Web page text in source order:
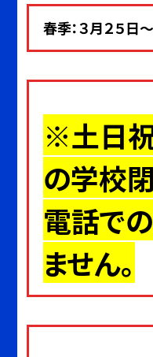
春季：３月２５日
※土日
の学校
電話で
ません。